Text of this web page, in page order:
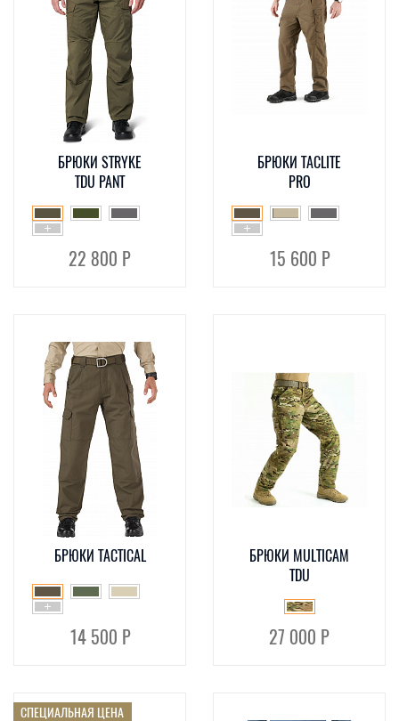
БРЮКИ STRYKE
TDU PANT
22 800 Р
БРЮКИ TACLITE
PRO
15 600 Р
БРЮКИ TACTICAL
14 500 Р
БРЮКИ MULTICAM
TDU
27 000 Р
СПЕЦИАЛЬНАЯ ЦЕНА